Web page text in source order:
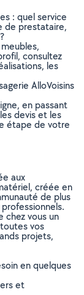
: quel service
de prestataire,
consultez
les
AlloVoisins
en passant
devis et les
étape de votre
aux
créée en
de plus
chez vous un
vos
projets,
en quelques
et